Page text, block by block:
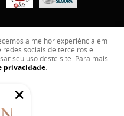
a melhor experiência em
redes sociais de terceiros e
seu uso deste site. Para mais
privacidade